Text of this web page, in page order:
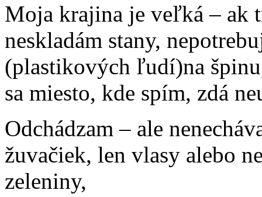
Moja krajina je veľká – ak
neskladám stany,
(plastikových ľudí)na
sa miesto, kde spím, zdá
Odchádzam – ale
žuvačiek, len vlasy alebo
zeleniny,